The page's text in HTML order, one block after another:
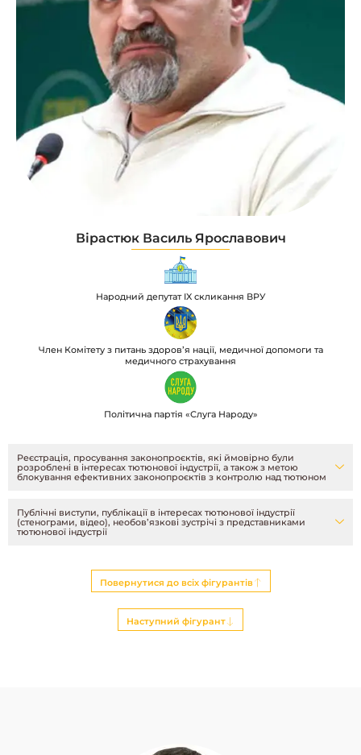
Вірастюк Василь Ярославович
Народний депутат IX скликання ВРУ
Член Комітету з питань здоровʼя нації, медичної допомоги та
медичного страхування
Політична партія «Слуга Народу»
Реєстрація, просування законопроєктів, які ймовірно були
розроблені в інтересах тютюнової індустрії, а також з метою
блокування ефективних законопроєктів з контролю над тютюном
Публічні виступи, публікації в інтересах тютюнової індустрії
(стенограми, відео), необовʼязкові зустрічі з представниками
тютюнової індустрії
Повернутися до всіх фігурантів
Наступний фігурант